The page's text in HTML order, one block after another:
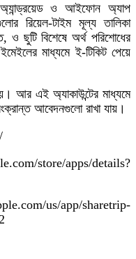
অ্যান্ড্রয়েড ও আইফোন অ্যাপ
রিয়েল-টাইম মূল্য তালিকা
ও ছুটি বিশেষে অর্থ পরিশোধের
মাধ্যমে ই-টিকিট পেয়ে
আর এই অ্যাকাউন্টের মাধ্যমে
আবেদনগুলো রাখা যায়।
store/apps/details?
us/app/sharetrip-